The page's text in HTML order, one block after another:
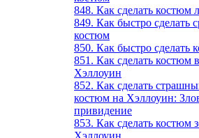
848. Как сделать костюм
849. Как быстро сделать
костюм
850. Как быстро сделать
851. Как сделать костюм
Хэллоуин
852. Как сделать
костюм на Хэллоуин:
привидение
853. Как сделать костюм
Хэллоуин